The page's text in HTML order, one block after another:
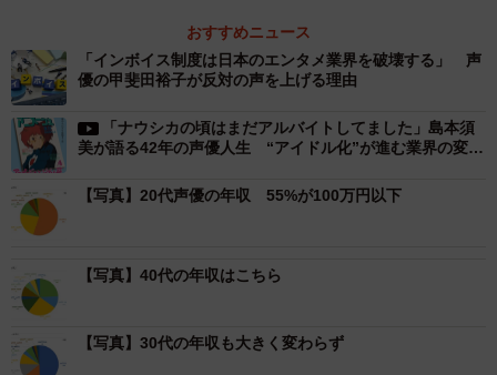
おすすめニュース
「インボイス制度は日本のエンタメ業界を破壊する」 声
優の甲斐田裕子が反対の声を上げる理由
「ナウシカの頃はまだアルバイトしてました」島本須
美が語る42年の声優人生 “アイドル化”が進む業界の変化
【写真】20代声優の年収 55%が100万円以下
【写真】40代の年収はこちら
【写真】30代の年収も大きく変わらず